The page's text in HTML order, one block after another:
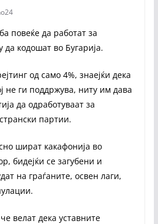
повеќе да работат за
да кодошат во Бугарија.
од само 4%, знаејќи дека
не ги поддржува, ниту им дава
да одработуваат за
партии.
шират какафонија во
бидејќи се загубени и
на граѓаните, освен лаги,
велат дека уставните